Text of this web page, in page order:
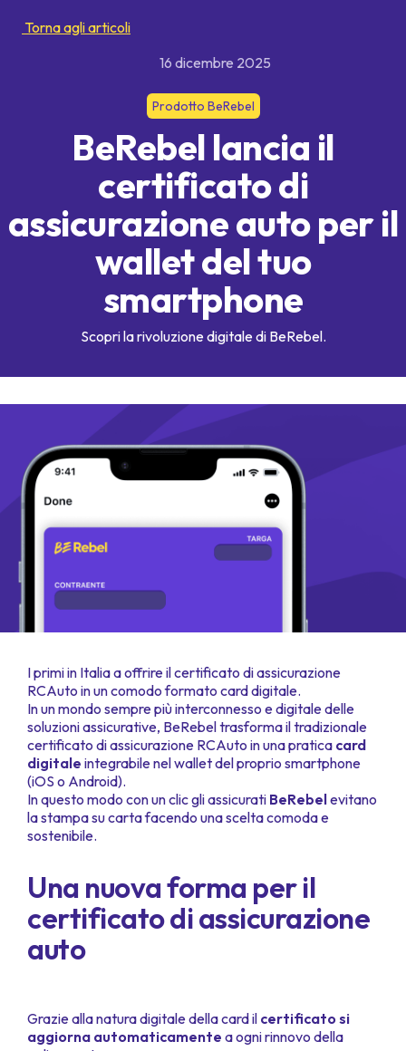
Torna agli articoli
16 dicembre 2025
Prodotto BeRebel
BeRebel lancia il
certificato di
assicurazione auto per il
wallet del tuo
smartphone
Scopri la rivoluzione digitale di BeRebel.
I primi in Italia a offrire il certificato di assicurazione
RCAuto in un comodo formato card digitale.
In un mondo sempre più interconnesso e digitale delle
soluzioni assicurative, BeRebel trasforma il tradizionale
certificato di assicurazione RCAuto in una pratica card
digitale integrabile nel wallet del proprio smartphone
(iOS o Android).
In questo modo con un clic gli assicurati BeRebelevitano
la stampa su carta facendo una scelta comoda e
sostenibile.
Una nuova forma per il
certificato di assicurazione
auto
Grazie alla natura digitale della card il certificato si
aggiorna automaticamente a ogni rinnovo della